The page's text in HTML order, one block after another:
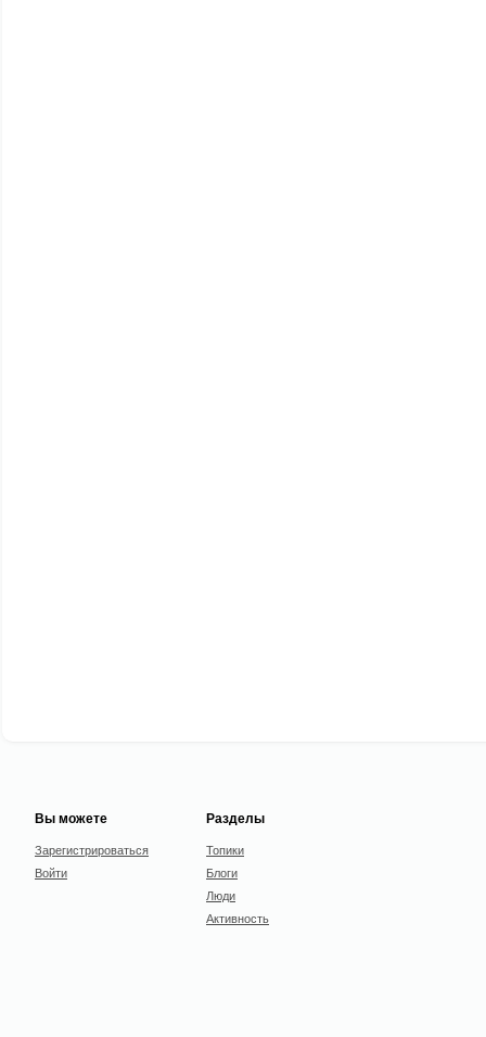
Вы можете
Зарегистрироваться
Войти
Разделы
Топики
Блоги
Люди
Активность